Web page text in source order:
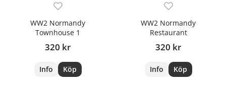
WW2 Normandy
Townhouse 1
320 kr
Info Köp
WW2 Normandy
Restaurant
320 kr
Info Köp